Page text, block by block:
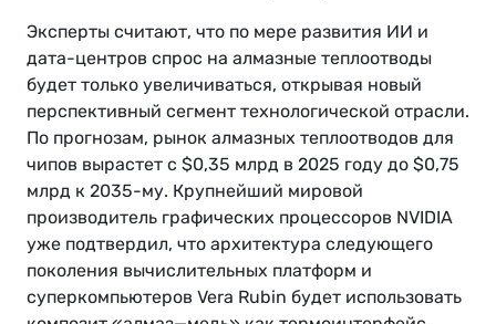
Эксперты считают, что по мере развития ИИ и
дата-центров спрос на алмазные теплоотводы
будет только увеличиваться, открывая новый
перспективный сегмент технологической отрасли.
По прогнозам, рынок алмазных теплоотводов для
чипов вырастет с $0,35 млрд в 2025 году до $0,75
млрд к 2035-му. Крупнейший мировой
производитель графических процессоров NVIDIA
уже подтвердил, что архитектура следующего
поколения вычислительных платформ и
суперкомпьютеров Vera Rubin будет использовать